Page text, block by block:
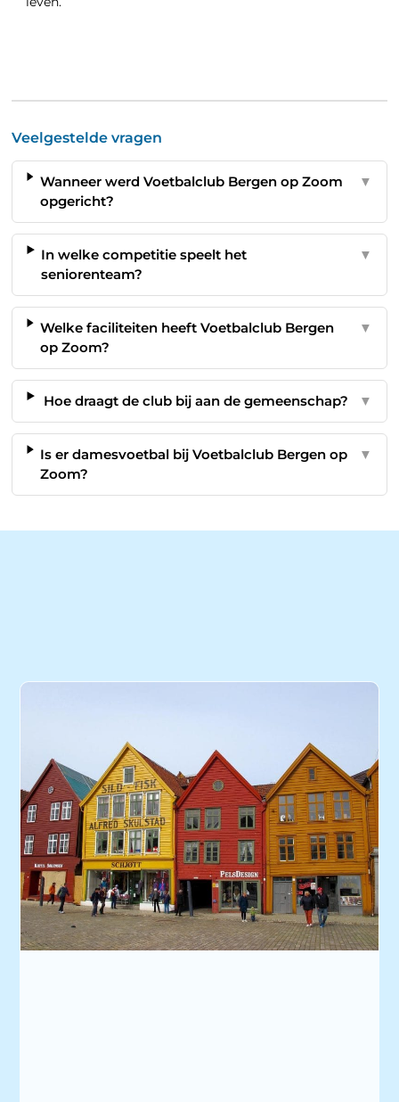
Veelgestelde vragen
Wanneer werd Voetbalclub Bergen op Zoom
opgericht?
▼
In welke competitie speelt het
seniorenteam?
▼
Welke faciliteiten heeft Voetbalclub Bergen
op Zoom?
▼
Hoe draagt de club bij aan de gemeenschap? ▼
Is er damesvoetbal bij Voetbalclub Bergen op
Zoom?
▼